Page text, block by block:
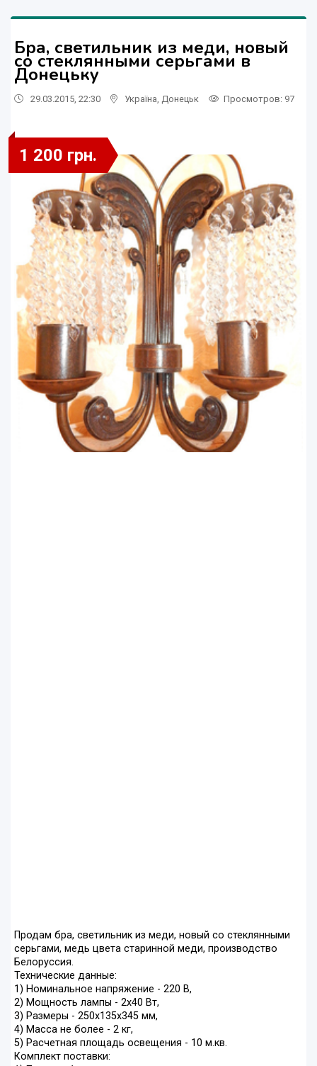
Бра, светильник из меди, новый
со стеклянными серьгами в
Донецьку
29.03.2015, 22:30 Україна Донецьк Просмотров: 97
1 200 грн.
Продам бра, светильник из меди, новый со стеклянными
серьгами, медь цвета старинной меди, производство
Белоруссия.
Технические данные:
1) Номинальное напряжение - 220 В,
2) Мощность лампы - 2х40 Вт,
3) Размеры - 250х135х345 мм,
4) Масса не более - 2 кг,
5) Расчетная площадь освещения - 10 м.кв.
Комплект поставки: